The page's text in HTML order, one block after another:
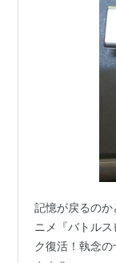
記憶が戻るの
ニメ『バトル
ク復活！執念